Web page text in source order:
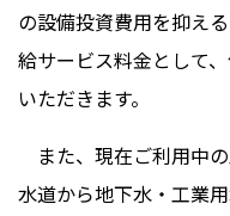
の設備投資費用を抑え
給サービス料金として
いただきます。
また、現在ご利用中
水道から地下水・工業